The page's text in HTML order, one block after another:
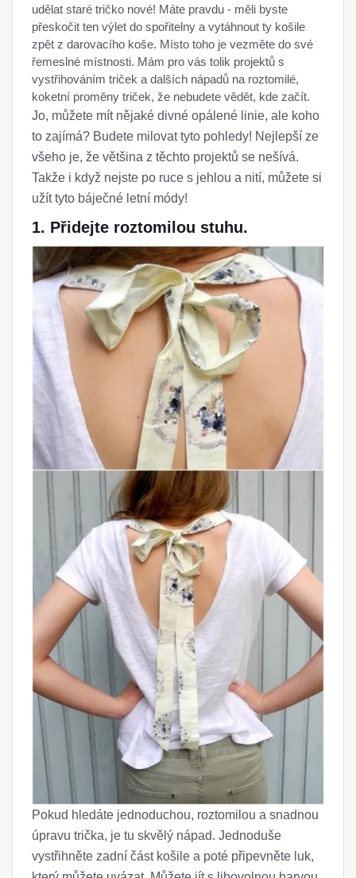
udělat staré tričko nové! Máte pravdu - měli byste
přeskočit ten výlet do spořitelny a vytáhnout ty košile
zpět z darovacího koše. Místo toho je vezměte do své
řemeslné místnosti. Mám pro vás tolik projektů s
vystřihováním triček a dalších nápadů na roztomilé,
koketní proměny triček, že nebudete vědět, kde začít.
Jo, můžete mít nějaké divné opálené linie, ale koho
to zajímá? Budete milovat tyto pohledy! Nejlepší ze
všeho je, že většina z těchto projektů se nešívá.
Takže i když nejste po ruce s jehlou a nití, můžete si
užít tyto báječné letní módy!
1. Přidejte roztomilou stuhu.
Pokud hledáte jednoduchou, roztomilou a snadnou
úpravu trička, je tu skvělý nápad. Jednoduše
vystřihněte zadní část košile a poté připevněte luk,